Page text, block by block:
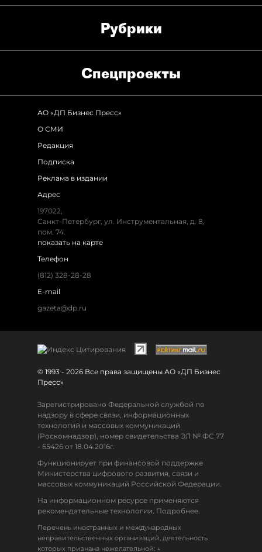
Рубрики
Спец­проекты
АО «ДП Бизнес Пресс»
О СМИ
Редакция
Подписка
Реклама в издании
Адрес
197022,
Санкт-Петербург, ул. Инструментальная, д. 8,
пом. 74.
показать на карте
Телефон
(812) 328-28-28
E-mail
gazeta@dp.ru
© 1993 - 2026 Все права защищены АО «ДП Бизнес
Пресс»
Зарегистрировано Федеральной службой по
надзору в сфере связи, информационных
технологий и массовых коммуникаций
(Роскомнадзор), номер свидетельства ЭЛ № ФС 77
- 65426 от 18.04.2016г.
Функционирует при финансовой поддержке
Министерства цифрового развития, связи и
массовых коммуникаций Российской Федерации.
На информационном ресурсе применяются
рекомендательные технологии. Подробнее.
Перечень иностранных и международных
неправительственных организаций, деятельность
которых признана нежелательной: ↓